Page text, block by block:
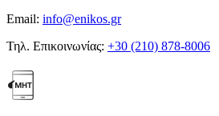
Email: info@enikos.gr
Τηλ. Επικοινωνίας: +30 (210) 878-8006